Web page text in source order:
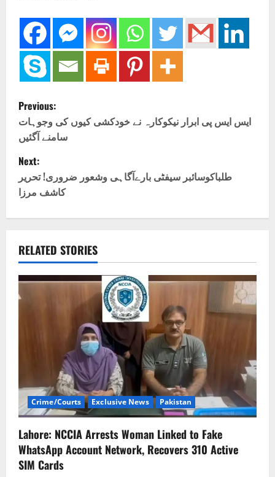
P
o
s
t
n
v
i
g
i
o
n
Previous:
ایس ایس پی ابرار نیکوکارہ نے خودکشی کیوں کی وجوہات
سامنے آگئیں
Next:
طلباکوسائبر سیفٹی بارےآگاہی وشعور ضروری! تحریر
کاشف مرزا
RELATED STORIES
Crime/Courts Exclusive News Pakistan
Lahore: NCCIA Arrests Woman Linked to Fake
WhatsApp Account Network, Recovers 310 Active
SIM Cards